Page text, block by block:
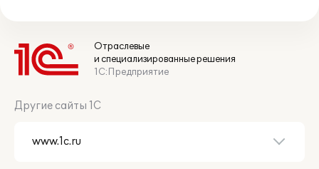
Отраслевые
и специализированные решения
1С:Предприятие
Другие сайты 1С